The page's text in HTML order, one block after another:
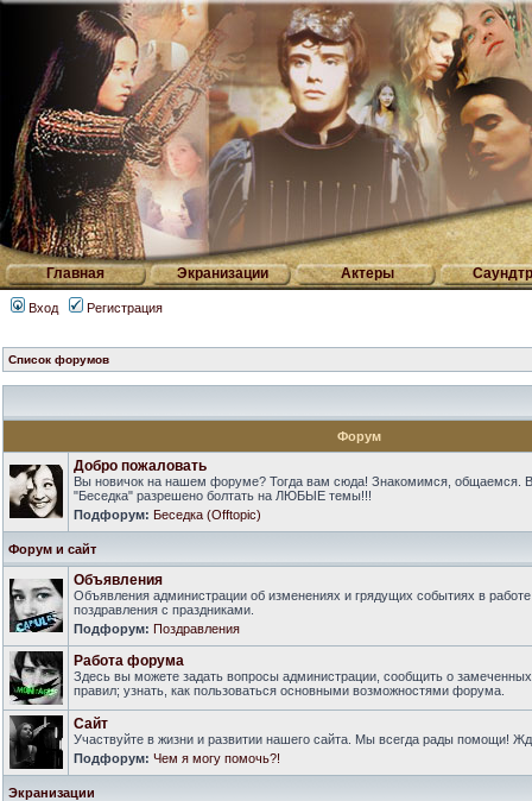
Главная Экранизации Актеры
Вход Регистрация
Список форумов
Форум
Добро пожаловать
Вы новичок на нашем форуме? Тогда вам сюда! Знакомимся, общаемся.
"Беседка" разрешено болтать на ЛЮБЫЕ темы!!!
Подфорум: Беседка (Offtopic)
Форум и сайт
Объявления
Объявления администрации об изменениях и грядущих событиях в
поздравления с праздниками.
Подфорум: Поздравления
Работа форума
Здесь вы можете задать вопросы администрации, сообщить о
правил; узнать, как пользоваться основными возможностями форума.
Сайт
Участвуйте в жизни и развитии нашего сайта. Мы всегда рады помощи!
Подфорум: Чем я могу помочь?!
Экранизации